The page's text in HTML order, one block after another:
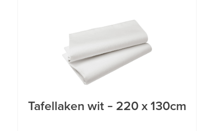
Tafellaken wit – 220 x 130cm